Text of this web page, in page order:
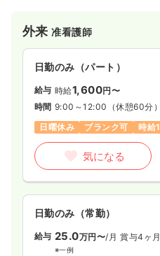
外来准看護師
日勤のみ（パート）
給与 時給1,600円〜
時間 9:00～12:00 （休憩60分）
日曜休み
ブランク可 時給
気になる
日勤のみ（常勤）
給与 25.0万円〜/月 賞与4ヶ月
※一例